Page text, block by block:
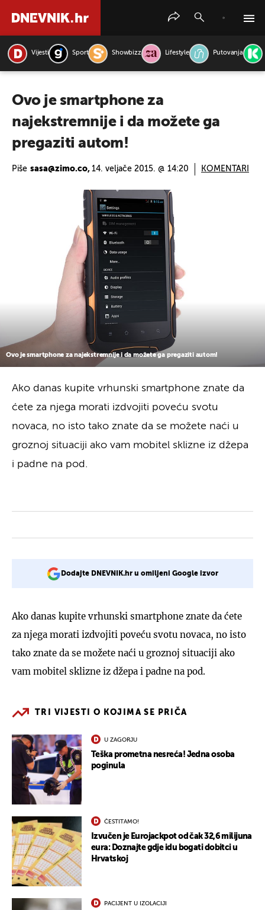
Vijesti Sport Showbizz Lifestyle Putovanja
Ovo je smartphone za
najekstremnije i da možete ga
pregaziti autom!
Piše sasa@zimo.co, 14. veljače 2015. @ 14:20 KOMENTARI
Ovo je smartphone za najekstremnije i da možete ga pregaziti autom!
Ako danas kupite vrhunski smartphone znate da
ćete za njega morati izdvojiti poveću svotu
novaca, no isto tako znate da se možete naći u
groznoj situaciji ako vam mobitel sklizne iz džepa
i padne na pod.
Dodajte DNEVNIK.hr u omiljeni Google izvor
Ako danas kupite vrhunski smartphone znate da ćete
za njega morati izdvojiti poveću svotu novaca, no isto
tako znate da se možete naći u groznoj situaciji ako
vam mobitel sklizne iz džepa i padne na pod.
TRI VIJESTI O KOJIMA SE PRIČA
U ZAGORJU
Teška prometna nesreća! Jedna osoba
poginula
ČESTITAMO!
Izvučen je Eurojackpot od čak 32,6 milijuna
eura: Doznajte gdje idu bogati dobitci u
Hrvatskoj
PACIJENT U IZOLACIJI
PRETRAŽITE VIJESTI